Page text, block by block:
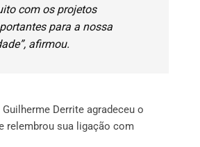
com os projetos
para a nossa
afirmou.
Derrite agradeceu o
relembrou sua ligação com